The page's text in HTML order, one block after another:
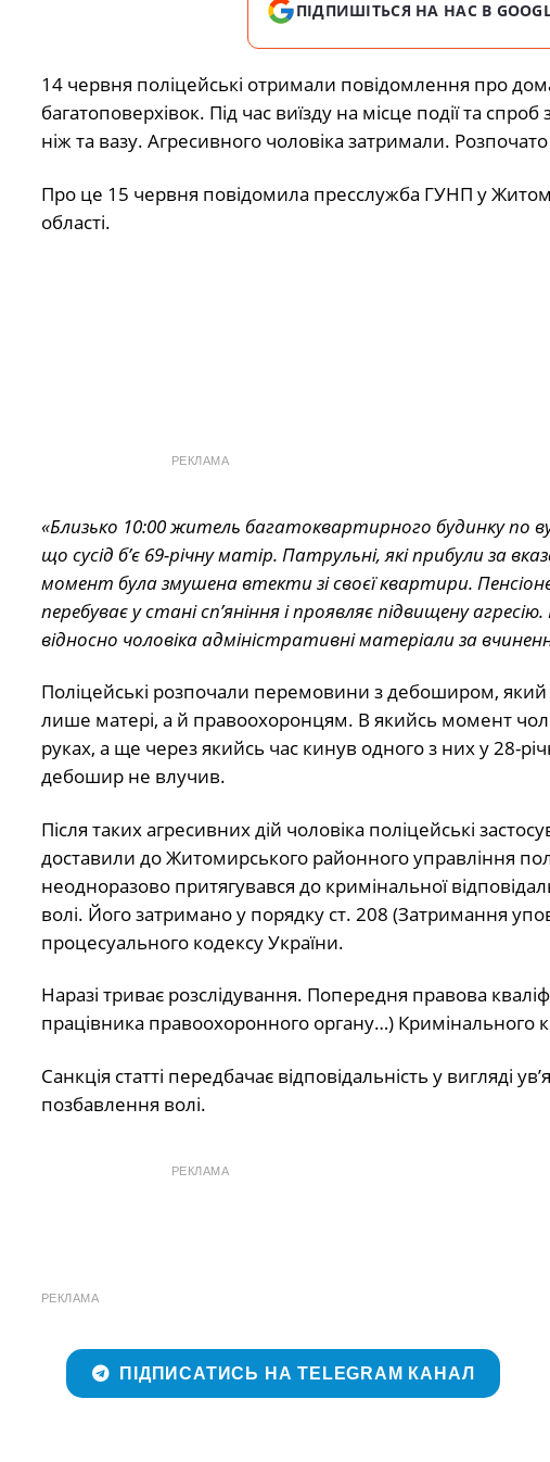
ПІДПИШІТЬСЯ НА НАС В
14 червня поліцейські отримали повідомлення про
багатоповерхівок. Під час виїзду на місце події та
ніж та вазу. Агресивного чоловіка затримали.
Про це 15 червня повідомила пресслужба ГУНП у
області.
РЕКЛАМА
«Близько 10:00 житель багатоквартирного будинку по
що сусід б’є 69-річну матір. Патрульні, які прибули за
момент була змушена втекти зі своєї квартири.
перебуває у стані сп’яніння і проявляє підвищену
відносно чоловіка адміністративні матеріали за
Поліцейські розпочали перемовини з дебоширом,
лише матері, а й правоохоронцям. В якийсь момент
руках, а ще через якийсь час кинув одного з них у 28-
дебошир не влучив.
Після таких агресивних дій чоловіка поліцейські
доставили до Житомирського районного управління
неодноразово притягувався до кримінальної
волі. Його затримано у порядку ст. 208 (Затримання
процесуального кодексу України.
Наразі триває розслідування. Попередня правова
працівника правоохоронного органу…) Кримінального
Санкція статті передбачає відповідальність у вигляді
позбавлення волі.
РЕКЛАМА
РЕКЛАМА
ПІДПИСАТИСЬ НА TELEGRAM КАНАЛ